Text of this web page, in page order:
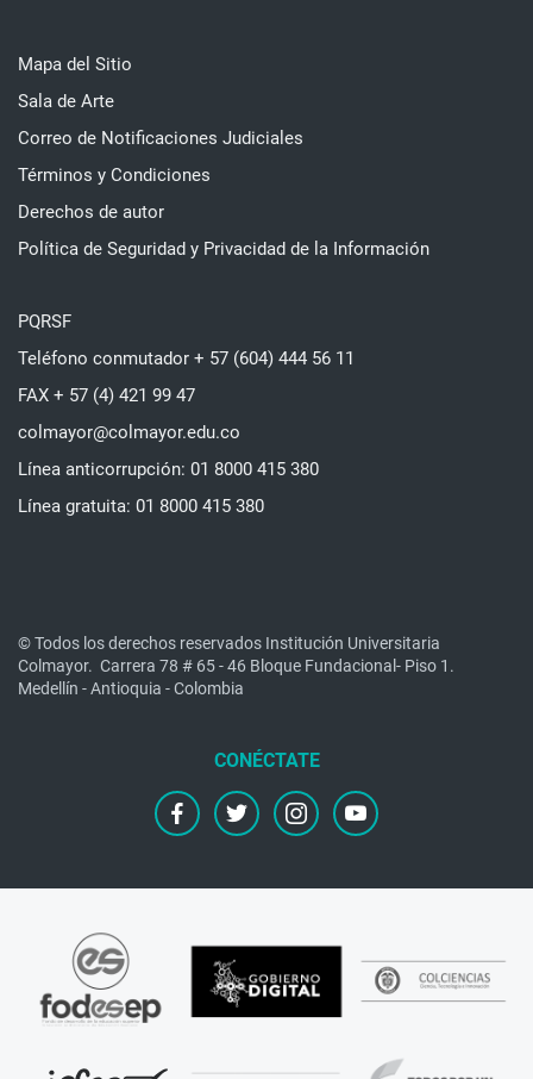
Mapa del Sitio
Sala de Arte
Correo de Notificaciones Judiciales
Términos y Condiciones
Derechos de autor
Política de Seguridad y Privacidad de la Información
PQRSF
Teléfono conmutador + 57 (604) 444 56 11
FAX + 57 (4) 421 99 47
colmayor@colmayor.edu.co
Línea anticorrupción: 01 8000 415 380
Línea gratuita: 01 8000 415 380
© Todos los derechos reservados Institución Universitaria
Colmayor. Carrera 78 # 65 - 46 Bloque Fundacional- Piso 1.
Medellín - Antioquia - Colombia